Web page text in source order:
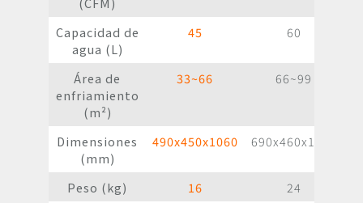
Capacidad de
agua (L)
45 60
Área de
enfriamiento
(m²)
33~66 66~99
Dimensiones
(mm)
490x450x1060 690x460x1025
Peso (kg) 16
24